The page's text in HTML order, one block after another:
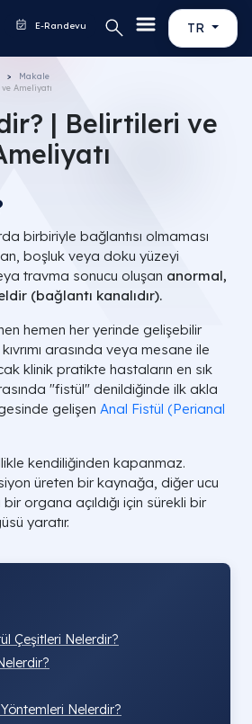
TR
E-Randevu
Makale
Ameliyatı
| Belirtileri ve
birbiriyle bağlantısı olmaması
boşluk veya doku yüzeyi
travma sonucu oluşan anormal,
(bağlantı kanalıdır).
hemen her yerinde gelişebilir
arasında veya mesane ile
klinik pratikte hastaların en sık
"fistül" denildiğinde ilk akla
gelişen Anal Fistül (Perianal
kendiliğinden kapanmaz.
üreten bir kaynağa, diğer ucu
organa açıldığı için sürekli bir
yaratır.
Çeşitleri Nelerdir?
Nelerdir?